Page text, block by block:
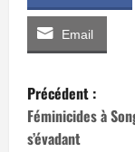
Email
N
a
Précédent :
Féminicides à
s’évadant